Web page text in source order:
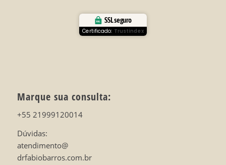
SSL seguro
Certificado: Trustindex
Marque sua consulta:
+55 21999120014
Dúvidas:
atendimento@
drfabiobarros.com.br